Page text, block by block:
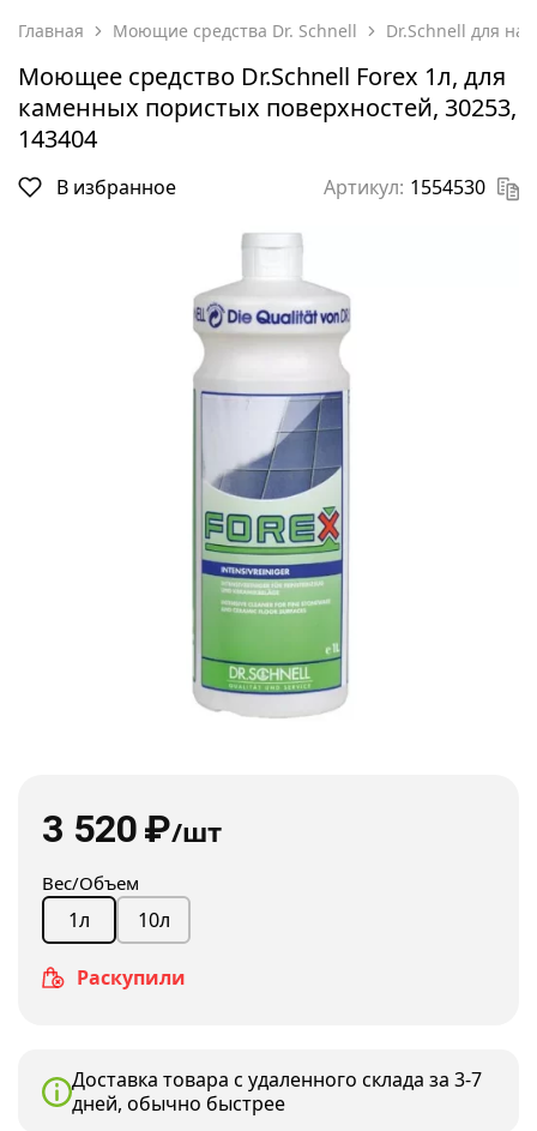
Главная Моющие средства Dr. Schnell Dr.Schnell для
Моющее средство Dr.Schnell Forex 1л, для
каменных пористых поверхностей, 30253,
143404
В избранное Артикул: 1554530
3 520₽/шт
Вес/Объем
1л 10л
Раскупили
Доставка товара с удаленного склада за 3-7
дней, обычно быстрее